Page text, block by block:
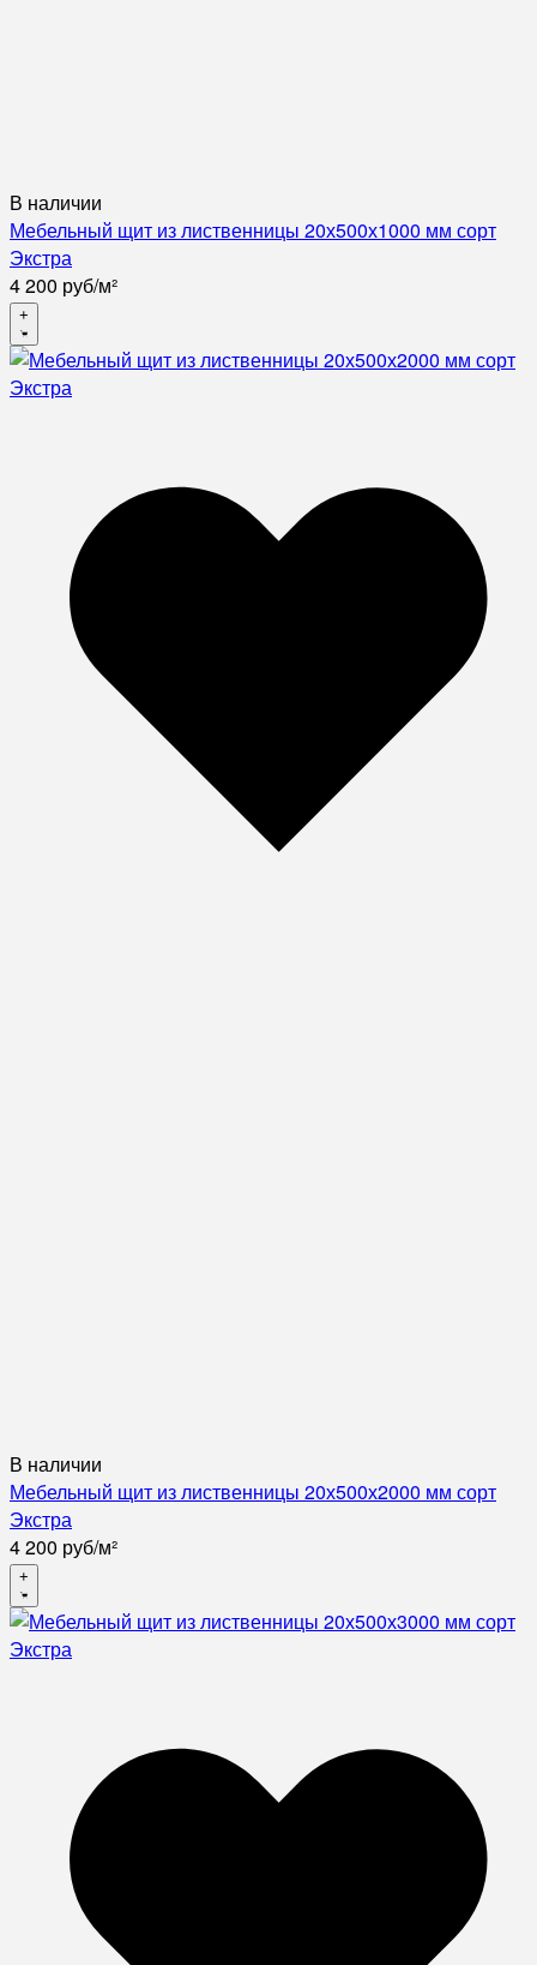
В наличии
Мебельный щит из лиственницы 20х500х1000 мм сорт
Экстра
4 200 руб/м²
+
В наличии
Мебельный щит из лиственницы 20х500х2000 мм сорт
Экстра
4 200 руб/м²
+